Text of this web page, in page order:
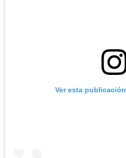
Ver esta